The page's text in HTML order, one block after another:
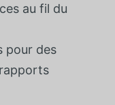
au fil du
pour des